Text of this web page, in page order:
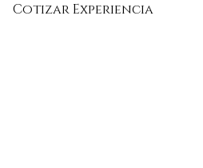
Cotizar Experiencia